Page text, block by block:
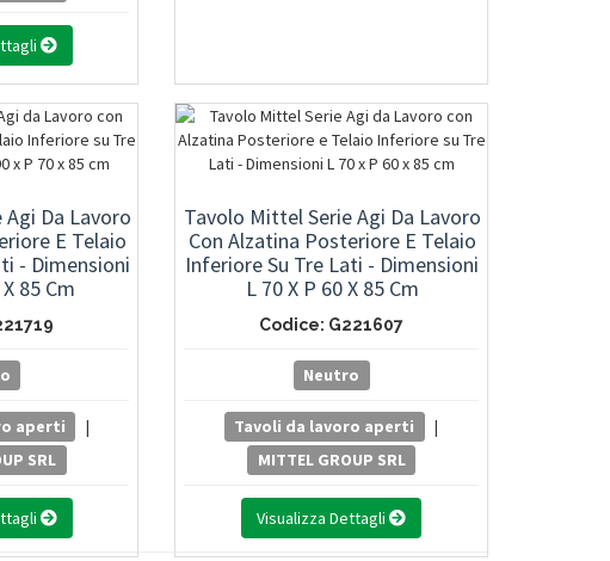
Da Lavoro
E Telaio
- Dimensioni
85 Cm
aperti
|
SRL
Tavolo Mittel Serie Agi Da Lavoro
Con Alzatina Posteriore E Telaio
Inferiore Su Tre Lati - Dimensioni
L 70 X P 60 X 85 Cm
Codice: G221607
Neutro
Tavoli da lavoro aperti
|
MITTEL GROUP SRL
Visualizza Dettagli